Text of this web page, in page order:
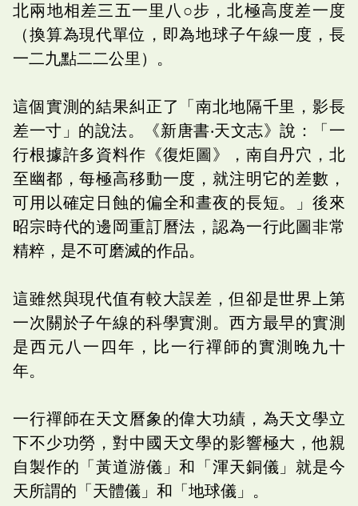
北兩地相差三五一里八○步，北極高度差一度
（換算為現代單位，即為地球子午線一度，長
一二九點二二公里）。
這個實測的結果糾正了「南北地隔千里，影長
差一寸」的說法。《新唐書‧天文志》說：「一
行根據許多資料作《復炬圖》，南自丹穴，北
至幽都，每極高移動一度，就注明它的差數，
可用以確定日蝕的偏全和晝夜的長短。」後來
昭宗時代的邊岡重訂曆法，認為一行此圖非常
精粹，是不可磨滅的作品。
這雖然與現代值有較大誤差，但卻是世界上第
一次關於子午線的科學實測。西方最早的實測
是西元八一四年，比一行禪師的實測晚九十
年。
一行禪師在天文曆象的偉大功績，為天文學立
下不少功勞，對中國天文學的影響極大，他親
自製作的「黃道游儀」和「渾天銅儀」就是今
天所謂的「天體儀」和「地球儀」。